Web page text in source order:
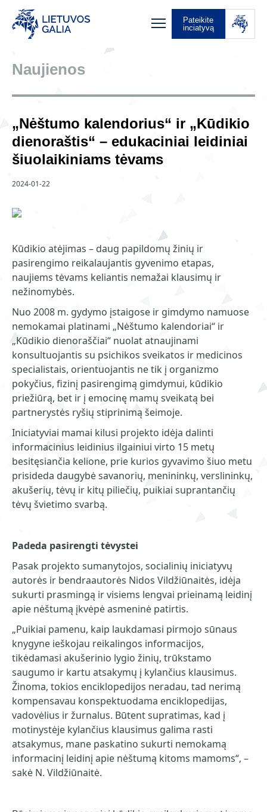
Pateikite
inciatyvą
Naujienos
„Nėštumo kalendorius“ ir „Kūdikio
dienoraštis“ – edukaciniai leidiniai
šiuolaikiniams tėvams
2024-01-22
Kūdikio atėjimas – daug papildomų žinių ir
pasirengimo reikalaujantis gyvenimo etapas,
naujiems tėvams keliantis nemažai klausimų ir
nežinomybės.
Nuo 2008 m. gydymo įstaigose ir gimdymo namuose
nemokamai platinami „Nėštumo kalendoriai“ ir
„Kūdikio dienoraščiai“ nuolat atnaujinami
konsultuojantis su psichikos sveikatos ir medicinos
specialistais, orientuojantis ne tik į organizmo
pokyčius, fizinį pasirengimą gimdymui, kūdikio
priežiūrą, bet ir į emocinę mamų sveikatą bei
partnerystės ryšių stiprinimą šeimoje.
Iniciatyviai mamai kilusi projekto idėja dalinti
informacinius leidinius ilgainiui virto 15 metų
besitęsiančia kelione, prie kurios gyvavimo šiuo metu
prisideda daugybė savanorių, menininkų, verslininkų,
akušerių, tėvų ir kitų piliečių, puikiai suprantančių
tėvų švietimo svarbą.
Padeda pasirengti tėvystei
Pasak projekto sumanytojos, socialinių iniciatyvų
autorės ir bendraautorės Nidos Vildžiūnaitės, idėja
sukurti prasmingą ir visiems lengvai prieinamą leidinį
apie nėštumą įkvėpė asmeninė patirtis.
„Puikiai pamenu, kaip laukdamasi pirmojo sūnaus
knygyne ieškojau reikalingos informacijos,
tikėdamasi akušerinio lygio žinių, trūkstamo
saugumo ir kartu atsakymų į kylančius klausimus.
Žinoma, tokios enciklopedijos neradau, tad nerimą
kompensavau konspektuodama enciklopedijas,
vadovėlius ir žurnalus. Būtent supratimas, kad į
motinystėje kylančius klausimus galima rasti
atsakymus, mane paskatino sukurti nemokamą
informacinį leidinį apie nėštumą kitoms mamoms“, –
sakė N. Vildžiūnaitė.